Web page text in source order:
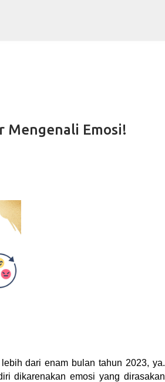
Mengenali Emosi!
dari enam bulan tahun 2023, ya.
dikarenakan emosi yang dirasakan